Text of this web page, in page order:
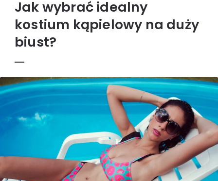
Jak wybrać idealny
kostium kąpielowy na duży
biust?